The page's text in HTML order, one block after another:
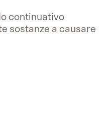
continuativo
sostanze a causare